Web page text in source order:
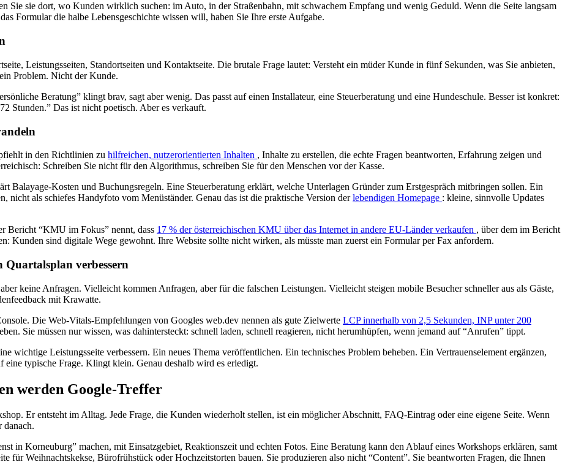
Sie sie dort, wo Kunden wirklich suchen: im Auto, in der Straßenbahn, mit schwachem Empfang und wenig Geduld. Wenn die Seite langsam
Formular die halbe Lebensgeschichte wissen will, haben Sie Ihre erste Aufgabe.
Leistungsseiten, Standortseiten und Kontaktseite. Die brutale Frage lautet: Versteht ein müder Kunde in fünf Sekunden, was Sie anbieten,
Problem. Nicht der Kunde.
Beratung” klingt brav, sagt aber wenig. Das passt auf einen Installateur, eine Steuerberatung und eine Hundeschule. Besser ist konkret:
Stunden.” Das ist nicht poetisch. Aber es verkauft.
in den Richtlinien zu hilfreichen, nutzerorientierten Inhalten , Inhalte zu erstellen, die echte Fragen beantworten, Erfahrung zeigen und
Schreiben Sie nicht für den Algorithmus, schreiben Sie für den Menschen vor der Kasse.
Balayage-Kosten und Buchungsregeln. Eine Steuerberatung erklärt, welche Unterlagen Gründer zum Erstgespräch mitbringen sollen. Ein
nicht als schiefes Handyfoto vom Menüständer. Genau das ist die praktische Version derlebendigen Homepage : kleine, sinnvolle Updates
Bericht “KMU im Fokus” nennt, dass 17 % der österreichischen KMU über das Internet in andere EU-Länder verkaufen , über dem im Bericht
Kunden sind digitale Wege gewohnt. Ihre Website sollte nicht wirken, als müsste man zuerst ein Formular per Fax anfordern.
Quartalsplan verbessern
keine Anfragen. Vielleicht kommen Anfragen, aber für die falschen Leistungen. Vielleicht steigen mobile Besucher schneller aus als Gäste,
mit Krawatte.
Die Web-Vitals-Empfehlungen von Googles web.dev nennen als gute Zielwerte LCP innerhalb von 2,5 Sekunden, INP unter 200
Sie müssen nur wissen, was dahintersteckt: schnell laden, schnell reagieren, nicht herumhüpfen, wenn jemand auf “Anrufen” tippt.
wichtige Leistungsseite verbessern. Ein neues Thema veröffentlichen. Ein technisches Problem beheben. Ein Vertrauenselement ergänzen,
eine typische Frage. Klingt klein. Genau deshalb wird es erledigt.
werden Google-Treffer
Er entsteht im Alltag. Jede Frage, die Kunden wiederholt stellen, ist ein möglicher Abschnitt, FAQ-Eintrag oder eine eigene Seite. Wenn
danach.
in Korneuburg” machen, mit Einsatzgebiet, Reaktionszeit und echten Fotos. Eine Beratung kann den Ablauf eines Workshops erklären, samt
für Weihnachtskekse, Bürofrühstück oder Hochzeitstorten bauen. Sie produzieren also nicht “Content”. Sie beantworten Fragen, die Ihnen